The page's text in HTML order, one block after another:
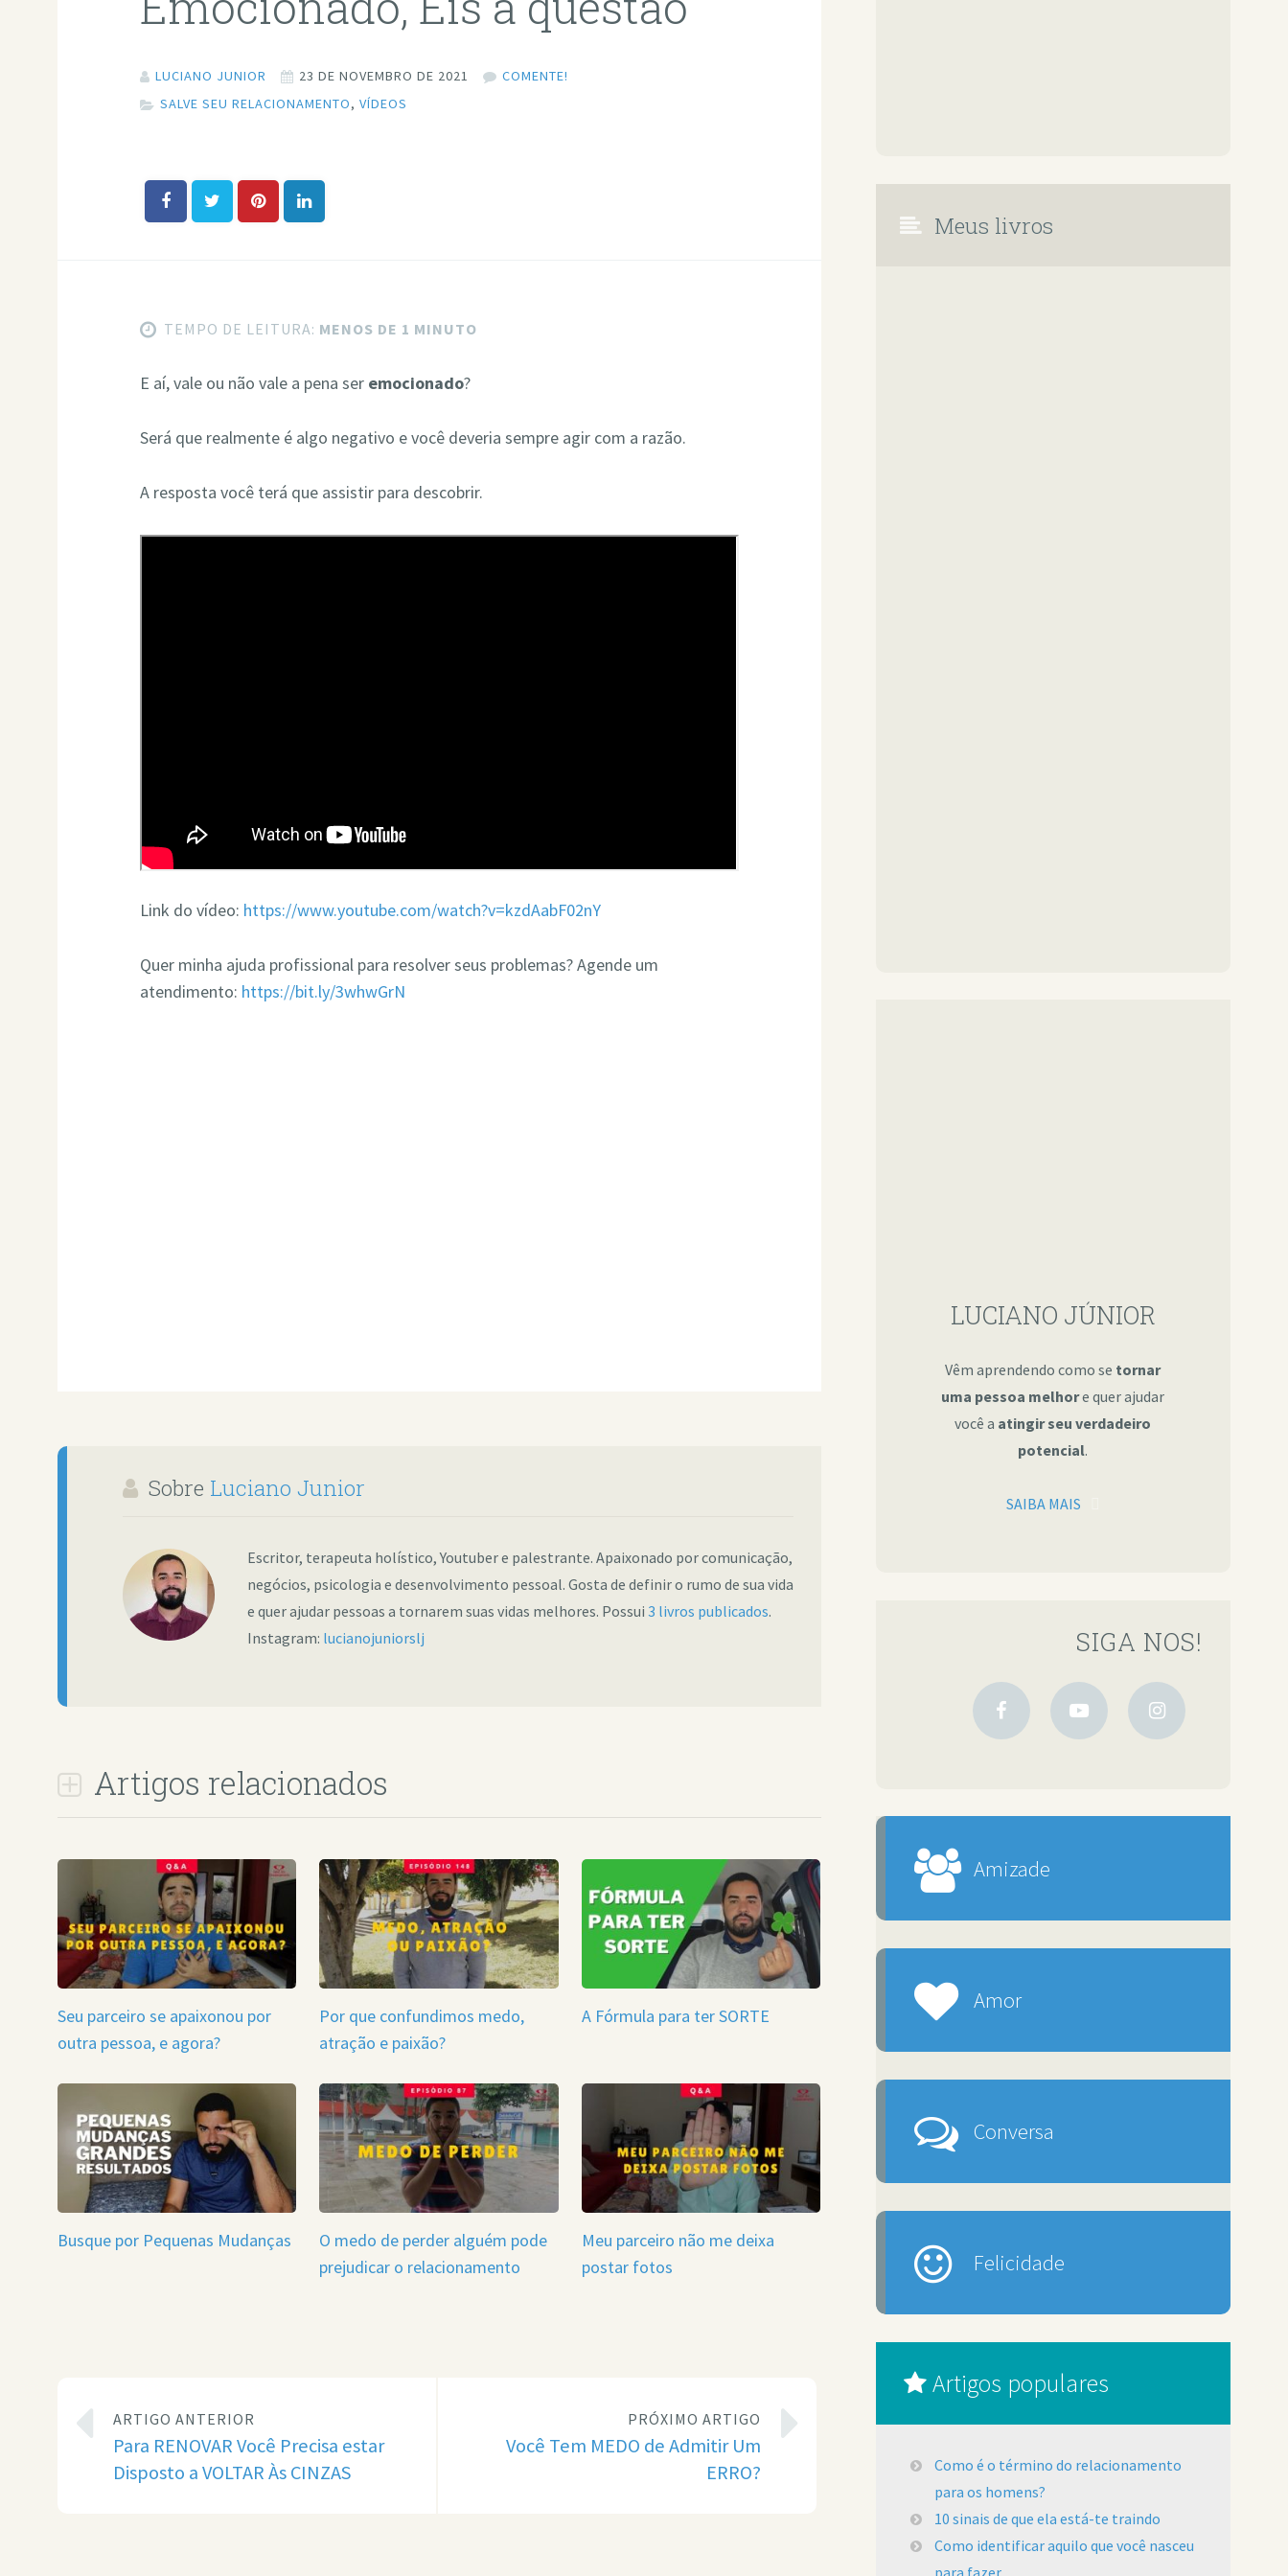
LUCIANO JUNIOR 23 DE NOVEMBRO DE 2021
COMENTE!
SALVE SEU RELACIONAMENTO,VÍDEOS
TEMPO DE LEITURA: MENOS DE 1 MINUTO
E aí, vale ou não vale a pena ser emocionado?
Será que realmente é algo negativo e você deveria sempre agir com a razão.
A resposta você terá que assistir para descobrir.
Link do vídeo: https://www.youtube.com/watch?v=kzdAabF02nY
Quer minha ajuda profissional para resolver seus problemas? Agende um
atendimento: https://bit.ly/3whwGrN
Sobre Luciano Junior
Escritor, terapeuta holístico, Youtuber e palestrante. Apaixonado por comunicação,
negócios, psicologia e desenvolvimento pessoal. Gosta de definir o rumo de sua vida
e quer ajudar pessoas a tornarem suas vidas melhores. Possui 3 livros publicados.
Instagram: lucianojuniorslj
Artigos relacionados
Seu parceiro se apaixonou por
outra pessoa, e agora?
Por que confundimos medo,
atração e paixão?
A Fórmula para ter SORTE
Busque por Pequenas Mudanças
O medo de perder alguém pode
prejudicar o relacionamento
Meu parceiro não me deixa
postar fotos
ARTIGO ANTERIOR
Para RENOVAR Você Precisa estar
Disposto a VOLTAR Às CINZAS
PRÓXIMO ARTIGO
Você Tem MEDO de Admitir Um
ERRO?
Meus livros
LUCIANO JÚNIOR
Vêm aprendendo como se tornar
uma pessoa melhore quer ajudar
você a atingir seu verdadeiro
potencial.
SAIBA MAIS
SIGA NOS!
Amizade
Amor
Conversa
Felicidade
Artigos populares
Como é o término do relacionamento
para os homens?
10 sinais de que ela está-te traindo
Como identificar aquilo que você nasceu